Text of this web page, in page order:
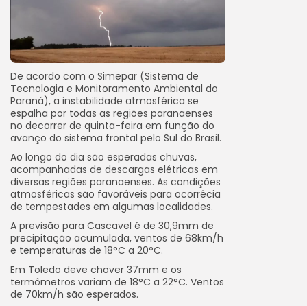
De acordo com o Simepar (Sistema de
Tecnologia e Monitoramento Ambiental do
Paraná), a instabilidade atmosférica se
espalha por todas as regiões paranaenses
no decorrer de quinta-feira em função do
avanço do sistema frontal pelo Sul do Brasil.
Ao longo do dia são esperadas chuvas,
acompanhadas de descargas elétricas em
diversas regiões paranaenses. As condições
atmosféricas são favoráveis para ocorrêcia
de tempestades em algumas localidades.
A previsão para Cascavel é de 30,9mm de
precipitação acumulada, ventos de 68km/h
e temperaturas de 18°C a 20°C.
Em Toledo deve chover 37mm e os
termômetros variam de 18°C a 22°C. Ventos
de 70km/h são esperados.